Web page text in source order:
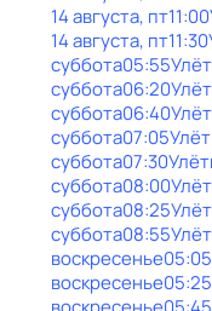
14 августа, пт11:00
14 августа, пт11:30
суббота05:55
суббота06:20
суббота06:40
суббота07:05
суббота07:30
суббота08:00
суббота08:25
суббота08:55
воскресенье05:05
воскресенье05:25